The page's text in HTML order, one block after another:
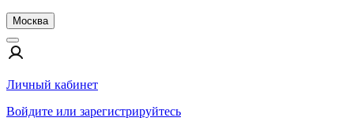
Москва
Личный кабинет
Войдите или зарегистрируйтесь